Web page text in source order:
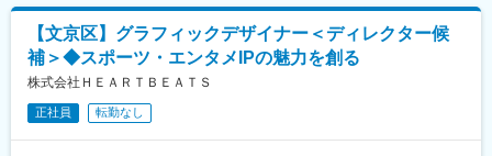
会、プレゼンをして試作から事業化されたものもあります。
・没頭手当：30歳以下の若手社員の支援として、没頭手当（2万
円／月）を支給しています。使用用途は自由ですが、新しい知見
や経験、環境の構築などに役立ててほしいと考えています。
変更の範囲：会社の定める業務
■会社概要
カバー株式会社は、世界最大級のVTuber事務所「ホロライブプロ
ダクション」の運営をはじめ、世界で通用する新しいバーチャル
ンターテインメント企業です。
当社が運営するVTuber事務所「ホロライブプロダクション」は、
【文京区】グラフィックデザイナー＜ディレクター候
補＞◆スポーツ・エンタメIPの魅力を創る
株式会社ＨＥＡＲＴＢＥＡＴＳ
正社員 転勤なし